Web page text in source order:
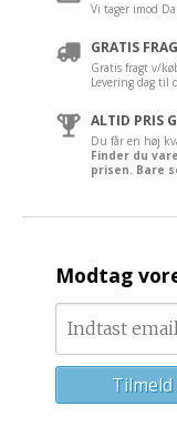
Vi tager imod
GRATIS
Gratis fragt v/
Levering dag til
ALTID PRIS
Du får en høj
Finder du
prisen. Bare
Modtag